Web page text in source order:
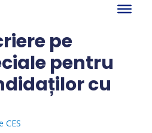
pe
pentru
cu
CES